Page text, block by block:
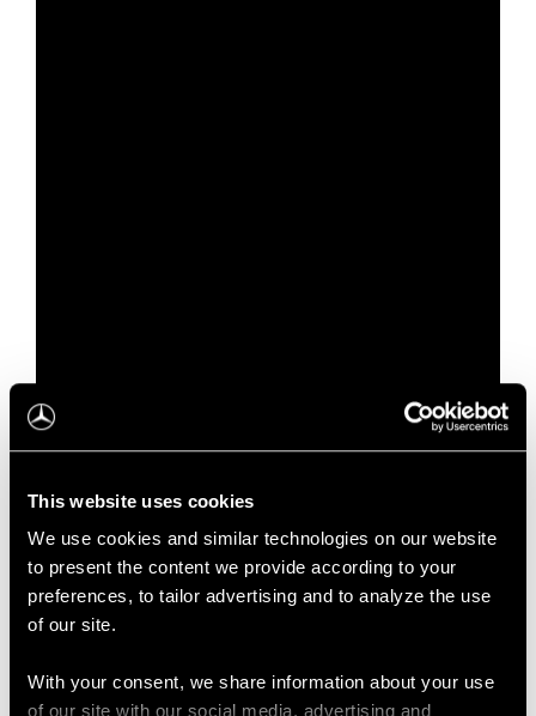
This website uses cookies
We use cookies and similar technologies on our website
to present the content we provide according to your
preferences, to tailor advertising and to analyze the use
of our site.
With your consent, we share information about your use
of our site with our social media, advertising and